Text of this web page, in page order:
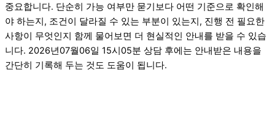
중요합니다. 단순히 가능 여부만 묻기보다 어떤 기준으로 확인해
야 하는지, 조건이 달라질 수 있는 부분이 있는지, 진행 전 필요한
사항이 무엇인지 함께 물어보면 더 현실적인 안내를 받을 수 있습
니다. 2026년07월06일 15시05분 상담 후에는 안내받은 내용을
간단히 기록해 두는 것도 도움이 됩니다.